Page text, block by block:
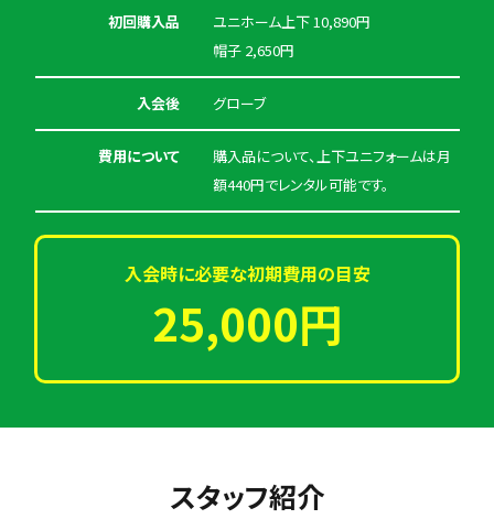
初回購入品
ユニホーム上下 10,890円
帽子 2,650円
入会後 グローブ
費用について
購入品について、上下ユニフォームは月
額440円でレンタル可能です。
入会時に必要な初期費用の目安
25,000円
スタッフ紹介